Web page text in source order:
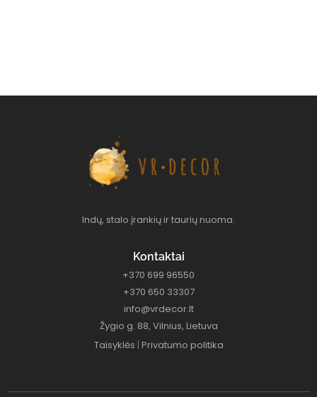
Indų, stalo įrankių ir taurių nuoma.
Kontaktai
+370 699 96550
+370 650 33307
info@vrdecor.lt
Žygio g. 88, Vilnius, Lietuva
Taisyklės | Privatumo politika